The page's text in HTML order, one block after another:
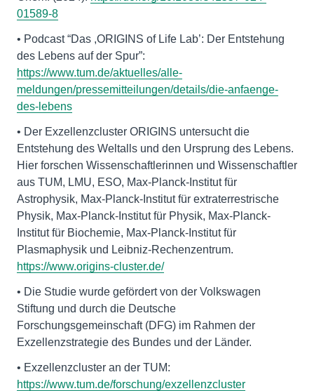
01589-8
• Podcast “Das ,ORIGINS of Life Lab’: Der Entstehung
des Lebens auf der Spur”:
https://www.tum.de/aktuelles/alle-
meldungen/pressemitteilungen/details/die-anfaenge-
des-lebens
• Der Exzellenzcluster ORIGINS untersucht die
Entstehung des Weltalls und den Ursprung des Lebens.
Hier forschen Wissenschaftlerinnen und Wissenschaftler
aus TUM, LMU, ESO, Max-Planck-Institut für
Astrophysik, Max-Planck-Institut für extraterrestrische
Physik, Max-Planck-Institut für Physik, Max-Planck-
Institut für Biochemie, Max-Planck-Institut für
Plasmaphysik und Leibniz-Rechenzentrum.
https://www.origins-cluster.de/
• Die Studie wurde gefördert von der Volkswagen
Stiftung und durch die Deutsche
Forschungsgemeinschaft (DFG) im Rahmen der
Exzellenzstrategie des Bundes und der Länder.
• Exzellenzcluster an der TUM:
https://www.tum.de/forschung/exzellenzcluster